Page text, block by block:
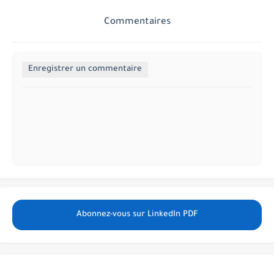
Commentaires
Enregistrer un commentaire
Abonnez-vous sur LinkedIn PDF